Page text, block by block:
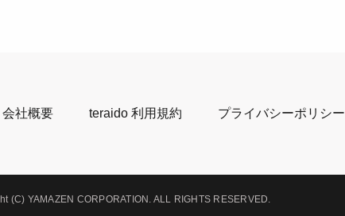
会社概要 teraido 利用規約 プライバシーポリシー
(C) YAMAZEN CORPORATION. ALL RIGHTS RESERVED.